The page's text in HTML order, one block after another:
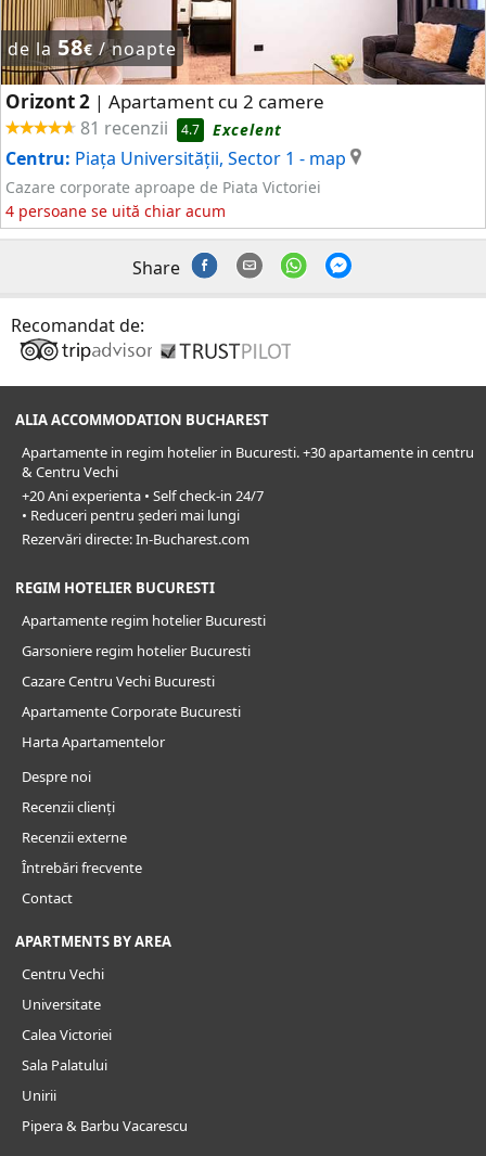
de la 58€ / noapte
Orizont 2 | Apartament cu 2 camere
81 recenzii 4.7 Excelent
Centru: Piaţa Universităţii, Sector 1 - map
Cazare corporate aproape de Piata Victoriei
4 persoane se uită chiar acum
Share
Recomandat de:
ALIA ACCOMMODATION BUCHAREST
Apartamente in regim hotelier in Bucuresti. +30 apartamente in centru
& Centru Vechi
+20 Ani experienta • Self check-in 24/7
• Reduceri pentru șederi mai lungi
Rezervări directe: In-Bucharest.com
REGIM HOTELIER BUCURESTI
Apartamente regim hotelier Bucuresti
Garsoniere regim hotelier Bucuresti
Cazare Centru Vechi Bucuresti
Apartamente Corporate Bucuresti
Harta Apartamentelor
Despre noi
Recenzii clienți
Recenzii externe
Întrebări frecvente
Contact
APARTMENTS BY AREA
Centru Vechi
Universitate
Calea Victoriei
Sala Palatului
Unirii
Pipera & Barbu Vacarescu